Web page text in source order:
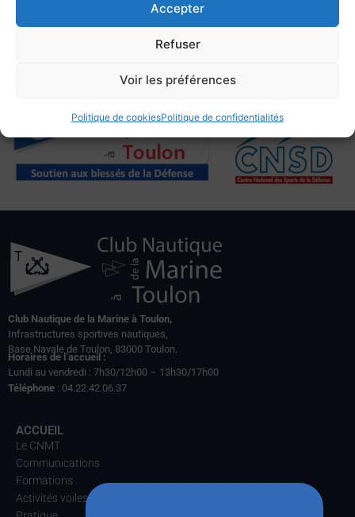
Accepter
Refuser
Voir les préférences
Politique de cookiesPolitique de confidentialités
Club Nautique de la Marine à Toulon,
Infrastructures sportives nautiques,
Base Navale de Toulon, 83000 Toulon.
Horaires de l’accueil :
Lundi au vendredi : 7h30/12h00 – 13h30/17h00
Téléphone : 04.22.42.06.37
ACCUEIL
Le CNMT
Communications
Formations
Activités voiles